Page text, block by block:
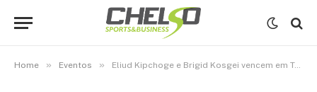
Home » Eventos » Eliud Kipchoge e Brigid Kosgei vencem em Tóquio